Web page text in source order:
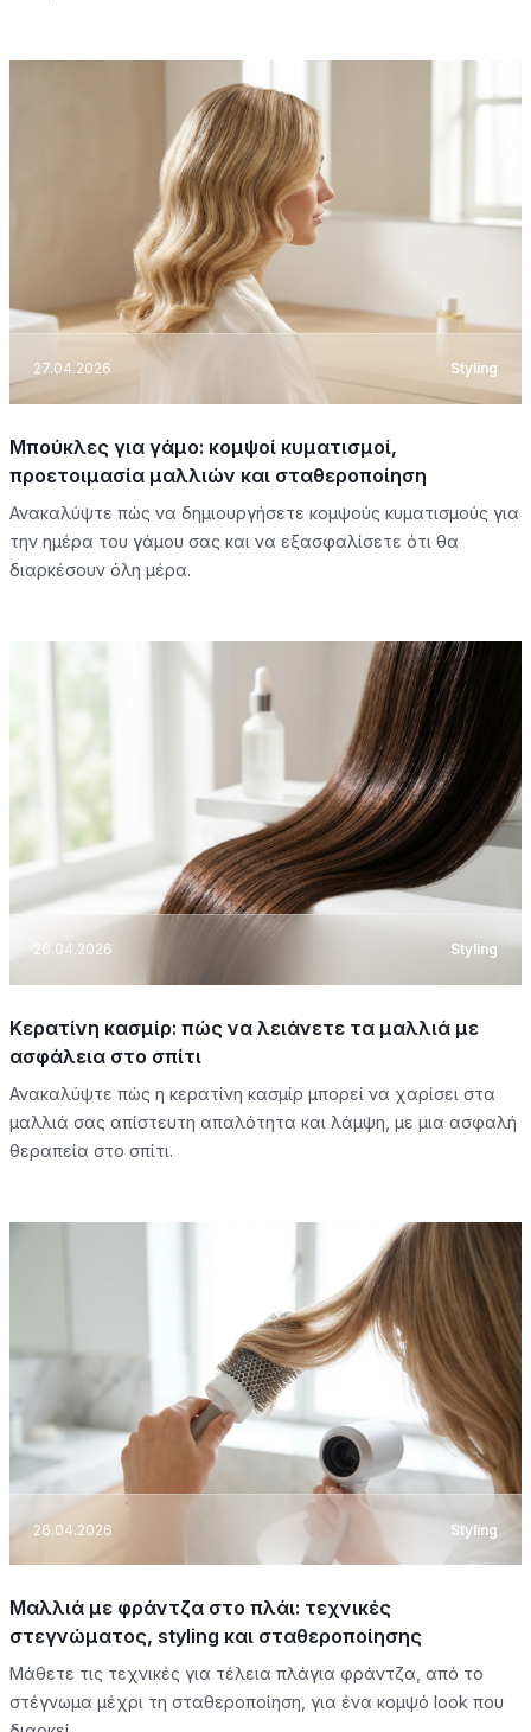
27.04.2026 Styling
Μπούκλες για γάμο: κομψοί κυματισμοί,
προετοιμασία μαλλιών και σταθεροποίηση
Ανακαλύψτε πώς να δημιουργήσετε κομψούς κυματισμούς για
την ημέρα του γάμου σας και να εξασφαλίσετε ότι θα
διαρκέσουν όλη μέρα.
26.04.2026 Styling
Κερατίνη κασμίρ: πώς να λειάνετε τα μαλλιά με
ασφάλεια στο σπίτι
Ανακαλύψτε πώς η κερατίνη κασμίρ μπορεί να χαρίσει στα
μαλλιά σας απίστευτη απαλότητα και λάμψη, με μια ασφαλή
θεραπεία στο σπίτι.
26.04.2026 Styling
Μαλλιά με φράντζα στο πλάι: τεχνικές
στεγνώματος, styling και σταθεροποίησης
Μάθετε τις τεχνικές για τέλεια πλάγια φράντζα, από το
στέγνωμα μέχρι τη σταθεροποίηση, για ένα κομψό look που